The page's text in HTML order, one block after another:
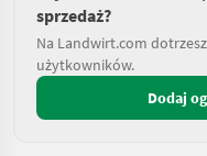
sprzedaż?
Na Landwirt.com
użytkowników.
Dodaj